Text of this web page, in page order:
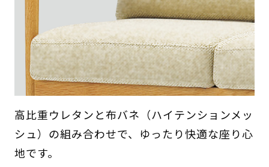
高比重ウレタンと布バネ（ハイテンションメッ
シュ）の組み合わせで、ゆったり快適な座り心
地です。